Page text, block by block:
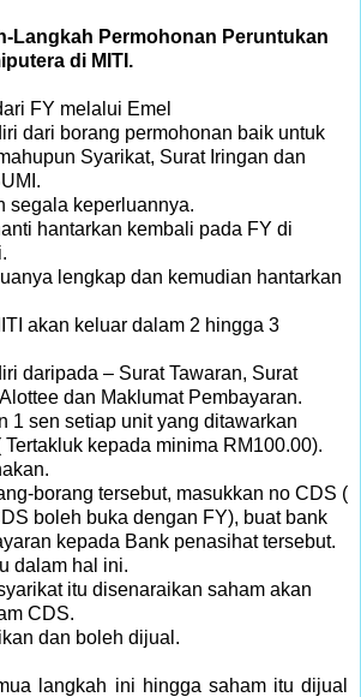
Langkah Permohonan Peruntukan
di MITI.
FY melalui Emel
dari borang permohonan baik untuk
Syarikat, Surat Iringan dan
segala keperluannya.
hantarkan kembali pada FY di
lengkap dan kemudian hantarkan
akan keluar dalam 2 hingga 3
daripada – Surat Tawaran, Surat
dan Maklumat Pembayaran.
1 sen setiap unit yang ditawarkan
kepada minima RM100.00).
borang tersebut, masukkan no CDS (
boleh buka dengan FY), buat bank
kepada Bank penasihat tersebut.
dalam hal ini.
itu disenaraikan saham akan
CDS.
dan boleh dijual.
langkah ini hingga saham itu dijual